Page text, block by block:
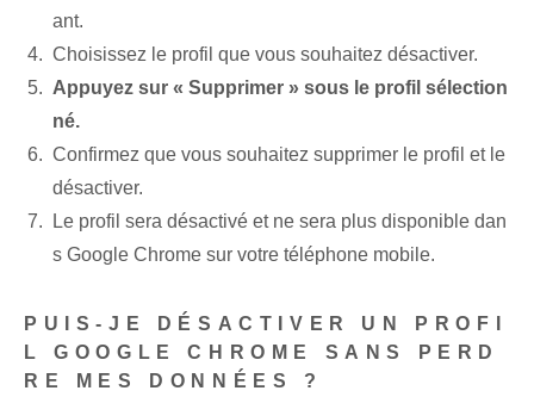
ant.
Choisissez le profil que vous souhaitez désactiver.
Appuyez sur « Supprimer » sous le profil sélection
né.
Confirmez que vous souhaitez supprimer le profil et le
désactiver.
Le profil sera désactivé et ne sera plus disponible dan
s Google Chrome sur votre téléphone mobile.
PUIS-JE DÉSACTIVER UN PROFI
L GOOGLE CHROME SANS PERD
RE MES DONNÉES ?